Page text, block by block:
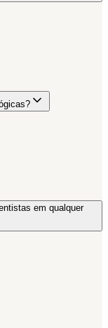
em qualquer